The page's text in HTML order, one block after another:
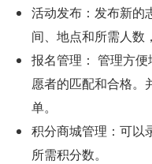
活动发布：发布新的
间、地点和所需人数
报名管理： 管理方
愿者的匹配和合格。
单。
积分商城管理：可以
所需积分数。